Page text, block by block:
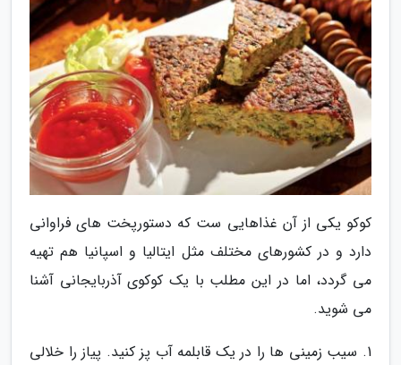
کوکو یکی از آن غذاهایی ست که دستورپخت های فراوانی
دارد و در کشورهای مختلف مثل ایتالیا و اسپانیا هم تهیه
می گردد، اما در این مطلب با یک کوکوی آذربایجانی آشنا
می شوید.
1. سیب زمینی ها را در یک قابلمه آب پز کنید. پیاز را خلالی